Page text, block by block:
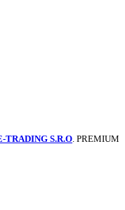
TRADING S.R.O. PREMIUM